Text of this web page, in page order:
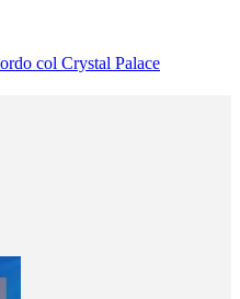
col Crystal Palace